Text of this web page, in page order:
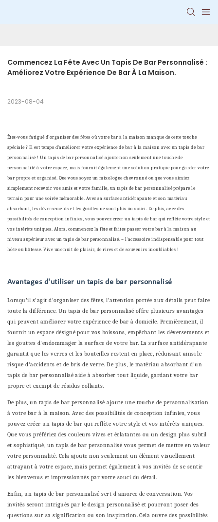
Commencez La Fête Avec Un Tapis De Bar Personnalisé :
Améliorez Votre Expérience De Bar À La Maison.
2023-08-04
Êtes-vous fatigué d'organiser des fêtes où votre bar à la maison manque de cette touche
spéciale ? Il est temps d'améliorer votre expérience de bar à la maison avec un tapis de bar
personnalisé ! Un tapis de bar personnalisé ajoute non seulement une touche de
personnalité à votre espace, mais fournit également une solution pratique pour garder votre
bar propre et organisé. Que vous soyez un mixologue chevronné ou que vous aimiez
simplement recevoir vos amis et votre famille, un tapis de bar personnalisé prépare le
terrain pour une soirée mémorable. Avec sa surface antidérapante et son matériau
absorbant, les déversements et les gouttes ne sont plus un souci. De plus, avec des
possibilités de conception infinies, vous pouvez créer un tapis de bar qui reflète votre style et
vos intérêts uniques. Alors, commencez la fête et faites passer votre bar à la maison au
niveau supérieur avec un tapis de bar personnalisé. – l'accessoire indispensable pour tout
hôte ou hôtesse. Vive une nuit de plaisir, de rires et de souvenirs inoubliables !
Avantages d'utiliser un tapis de bar personnalisé
Lorsqu'il s'agit d'organiser des fêtes, l'attention portée aux détails peut faire
toute la différence. Un tapis de bar personnalisé offre plusieurs avantages
qui peuvent améliorer votre expérience de bar à domicile. Premièrement, il
fournit un espace désigné pour vos boissons, empêchant les déversements et
les gouttes d'endommager la surface de votre bar. La surface antidérapante
garantit que les verres et les bouteilles restent en place, réduisant ainsi le
risque d'accidents et de bris de verre. De plus, le matériau absorbant d'un
tapis de bar personnalisé aide à absorber tout liquide, gardant votre bar
propre et exempt de résidus collants.
De plus, un tapis de bar personnalisé ajoute une touche de personnalisation
à votre bar à la maison. Avec des possibilités de conception infinies, vous
pouvez créer un tapis de bar qui reflète votre style et vos intérêts uniques.
Que vous préfériez des couleurs vives et éclatantes ou un design plus subtil
et sophistiqué, un tapis de bar personnalisé vous permet de mettre en valeur
votre personnalité. Cela ajoute non seulement un élément visuellement
attrayant à votre espace, mais permet également à vos invités de se sentir
les bienvenus et impressionnés par votre souci du détail.
Enfin, un tapis de bar personnalisé sert d'amorce de conversation. Vos
invités seront intrigués par le design personnalisé et pourront poser des
questions sur sa signification ou son inspiration. Cela ouvre des possibilités